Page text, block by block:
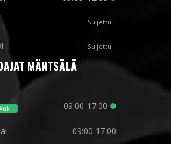
Suljettu
Suljettu
MÄNTSÄLÄ
09:00-17:00
09:00-17:00